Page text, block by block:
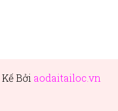
Kế Bởi aodaitailoc.vn